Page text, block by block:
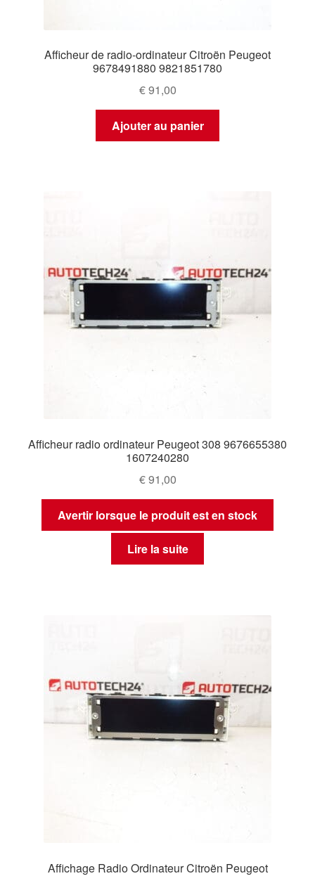
Afficheur de radio-ordinateur Citroën Peugeot
9678491880 9821851780
€91,00
Ajouter au panier
Afficheur radio ordinateur Peugeot 308 9676655380
1607240280
€91,00
Avertir lorsque le produit est en stock
Lire la suite
Affichage Radio Ordinateur Citroën Peugeot